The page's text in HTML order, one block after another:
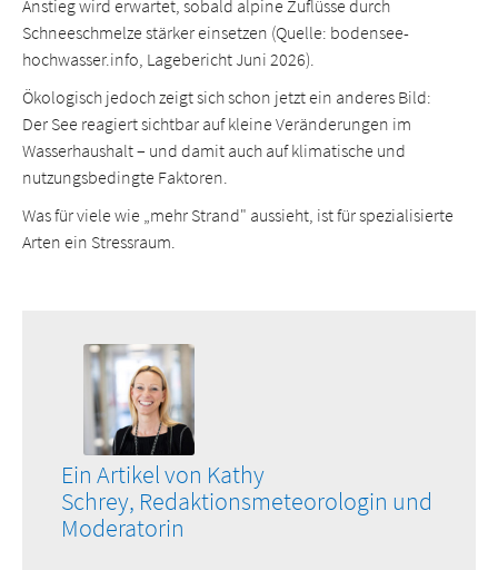
Anstieg wird erwartet, sobald alpine Zuflüsse durch
Schneeschmelze stärker einsetzen (Quelle: bodensee-
hochwasser.info, Lagebericht Juni 2026).
Ökologisch jedoch zeigt sich schon jetzt ein anderes Bild:
Der See reagiert sichtbar auf kleine Veränderungen im
Wasserhaushalt – und damit auch auf klimatische und
nutzungsbedingte Faktoren.
Was für viele wie „mehr Strand" aussieht, ist für spezialisierte
Arten ein Stressraum.
Ein Artikel von Kathy
Schrey, Redaktionsmeteorologin und
Moderatorin